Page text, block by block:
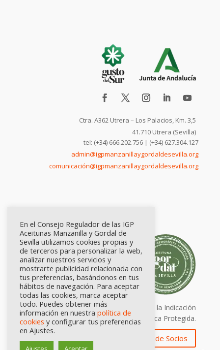
Ctra. A362 Utrera – Los Palacios, Km. 3,5
41.710 Utrera (Sevilla)
tel: (+34) 666.202.756 | (+34) 627.304.127
admin@igpmanzanillaygordaldesevilla.org
comunicación@igpmanzanillaygordaldesevilla.org
Calidad certificada por Origen. Sellos de la Indicación
Geográfica Protegida.
Zona de Socios
En el Consejo Regulador de las IGP
Aceitunas Manzanilla y Gordal de
Sevilla utilizamos cookies propias y
de terceros para personalizar la web,
analizar nuestros servicios y
mostrarte publicidad relacionada con
tus preferencias, basándonos en tus
hábitos de navegación. Para aceptar
todas las cookies, marca aceptar
todo. Puedes obtener más
información en nuestra política de
cookies y configurar tus preferencias
en Ajustes.